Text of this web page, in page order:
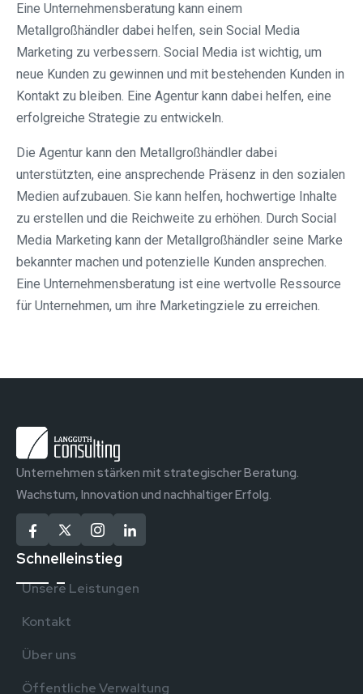
Eine Unternehmensberatung kann einem
Metallgroßhändler dabei helfen, sein Social Media
Marketing zu verbessern. Social Media ist wichtig, um
neue Kunden zu gewinnen und mit bestehenden Kunden in
Kontakt zu bleiben. Eine Agentur kann dabei helfen, eine
erfolgreiche Strategie zu entwickeln.
Die Agentur kann den Metallgroßhändler dabei
unterstützten, eine ansprechende Präsenz in den sozialen
Medien aufzubauen. Sie kann helfen, hochwertige Inhalte
zu erstellen und die Reichweite zu erhöhen. Durch Social
Media Marketing kann der Metallgroßhändler seine Marke
bekannter machen und potenzielle Kunden ansprechen.
Eine Unternehmensberatung ist eine wertvolle Ressource
für Unternehmen, um ihre Marketingziele zu erreichen.
Unternehmen stärken mit strategischer Beratung.
Wachstum, Innovation und nachhaltiger Erfolg.
Schnelleinstieg
Unsere Leistungen
Kontakt
Über uns
Öffentliche Verwaltung